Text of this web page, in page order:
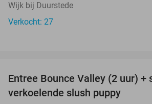
Wijk bij Duurstede
Verkocht: 27
Entree Bounce Valley (2 uur) +
verkoelende slush puppy